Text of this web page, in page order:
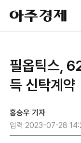
아
주
경
필옵틱스,
득 신탁계약
홍승우 기자
입력 2023-07-28